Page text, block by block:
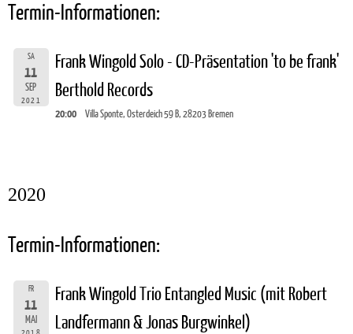
Termin-Informationen:
SA
11
SEP
2021
Frank Wingold Solo - CD-Präsentation 'to be frank'
Berthold Records
20:00 Villa Sponte, Osterdeich 59 B, 28203 Bremen
2020
Termin-Informationen:
FR
11
MAI
Frank Wingold Trio Entangled Music (mit Robert
Landfermann & Jonas Burgwinkel)